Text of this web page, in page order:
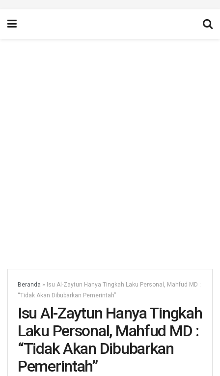
Beranda » Isu Al-Zaytun Hanya Tingkah Laku Personal, Mahfud MD :
“Tidak Akan Dibubarkan Pemerintah”
Isu Al-Zaytun Hanya Tingkah
Laku Personal, Mahfud MD :
“Tidak Akan Dibubarkan
Pemerintah”